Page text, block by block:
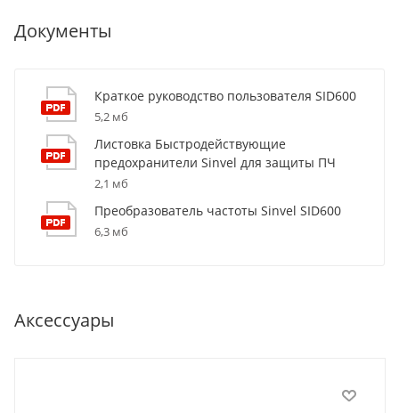
Документы
Краткое руководство пользователя SID600
5,2 мб
Листовка Быстродействующие
предохранители Sinvel для защиты ПЧ
2,1 мб
Преобразователь частоты Sinvel SID600
6,3 мб
Аксессуары